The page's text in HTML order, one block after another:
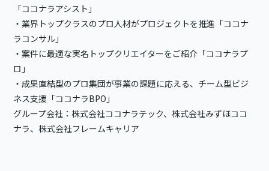
「ココナラアシスト」
・業界トップクラスのプロ人材がプロジェクトを推進「ココナ
ラコンサル」
・案件に最適な実名トップクリエイターをご紹介「ココナラプ
ロ」
・成果直結型のプロ集団が事業の課題に応える、チーム型ビジ
ネス支援「ココナラBPO」
グループ会社：株式会社ココナラテック、株式会社みずほココ
ナラ、株式会社フレームキャリア